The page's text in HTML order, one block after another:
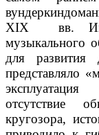
XIX вв.
музыкального
для развития
представляло
отсутствие
кругозора,